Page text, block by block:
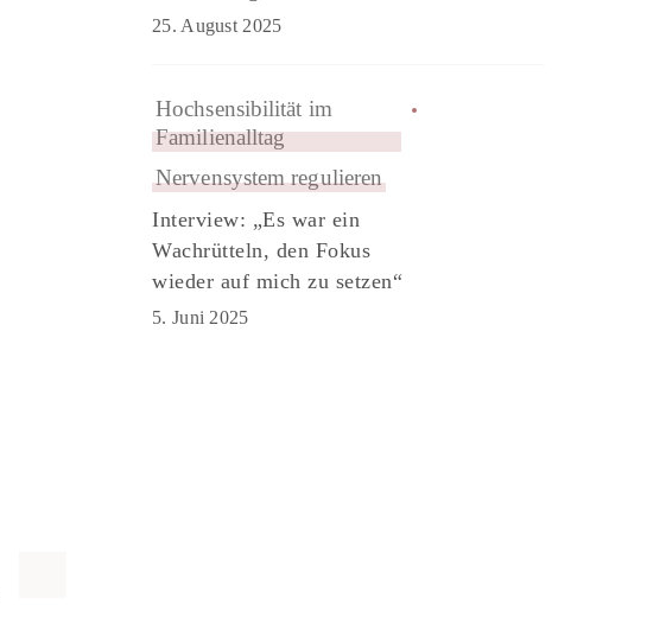
25. August 2025
Hochsensibilität im
Familienalltag
Nervensystem regulieren
Interview: „Es war ein
Wachrütteln, den Fokus
wieder auf mich zu setzen“
5. Juni 2025